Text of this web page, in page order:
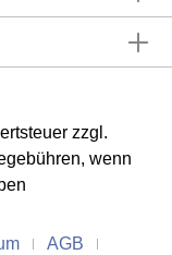
zzgl.
wenn
AGB